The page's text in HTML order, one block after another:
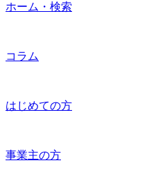
ホーム・検索
コラム
はじめての方
事業主の方